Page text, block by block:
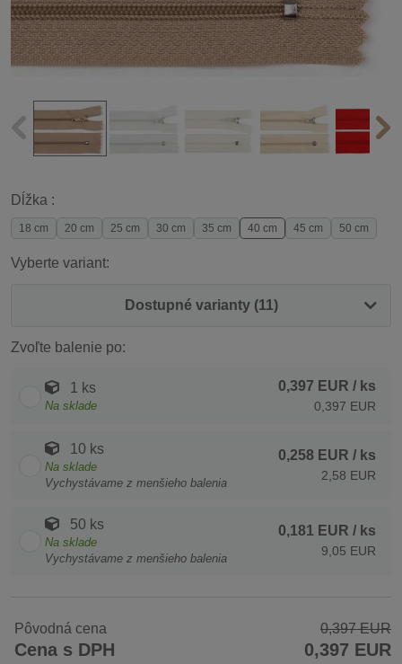
Dĺžka :
18 cm 20 cm 25 cm 30 cm 35 cm 40 cm 45 cm 50 cm
Vyberte variant:
Dostupné varianty (11)
Zvoľte balenie po:
1 ks
Na sklade
0,397 EUR / ks
0,397 EUR
10 ks
Na sklade
Vychystávame z menšieho balenia
0,258 EUR / ks
2,58 EUR
50 ks
Na sklade
Vychystávame z menšieho balenia
0,181 EUR / ks
9,05 EUR
Pôvodná cena 0,397 EUR
Cena s DPH 0,397 EUR